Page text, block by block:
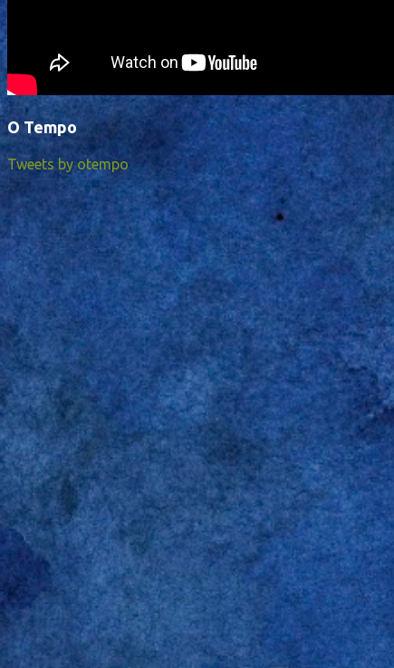
O Tempo
Tweets by otempo